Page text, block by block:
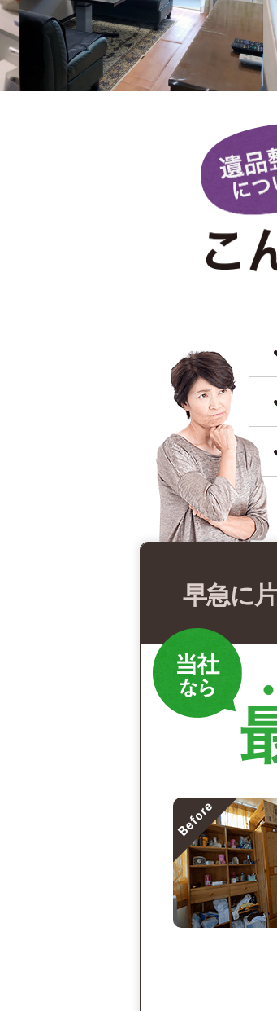
早急に